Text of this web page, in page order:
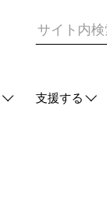
支援する